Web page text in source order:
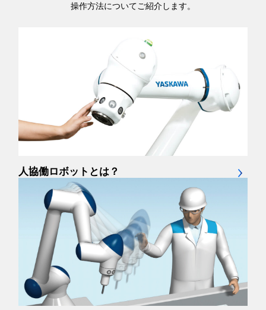
操作方法についてご紹介します。
人協働ロボットとは？